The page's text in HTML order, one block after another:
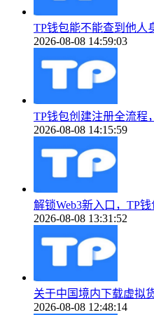
TP钱包能不能查到他人
2026-08-08 14:59:03
TP钱包创建注册全流程
2026-08-08 14:15:59
解锁Web3新入口，TP
2026-08-08 13:31:52
关于中国境内下载虚拟
2026-08-08 12:48:14